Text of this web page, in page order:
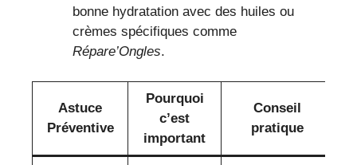
bonne hydratation avec des huiles ou
crèmes spécifiques comme
Répare’Ongles.
Astuce
Préventive
Pourquoi
c’est
important
Conseil
pratique